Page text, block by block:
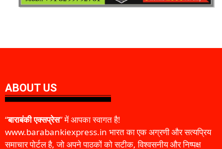
ABOUT US
“बाराबंकी एक्सप्रेस” में आपका स्वागत है!
www.barabankiexpress.in भारत का एक अग्रणी और सत्यप्रिय
समाचार पोर्टल है, जो अपने पाठकों को सटीक, विश्वसनीय और निष्पक्ष